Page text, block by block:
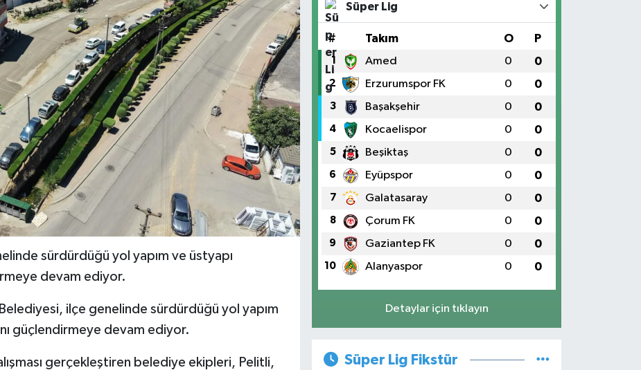
sürdürdüğü yol yapım ve üstyapı
devam ediyor.
ilçe genelinde sürdürdüğü yol yapım
güçlendirmeye devam ediyor.
gerçekleştiren belediye ekipleri, Pelitli,
Süper Lig
# Takım O P
1 Amed 0 0
2 Erzurumspor FK 0 0
3 Başakşehir 0 0
4 Kocaelispor 0 0
5 Beşiktaş 0 0
6 Eyüpspor 0 0
7 Galatasaray 0 0
8 Çorum FK 0 0
9 Gaziantep FK 0 0
10 Alanyaspor 0 0
Detaylar için tıklayın
Süper Lig Fikstür